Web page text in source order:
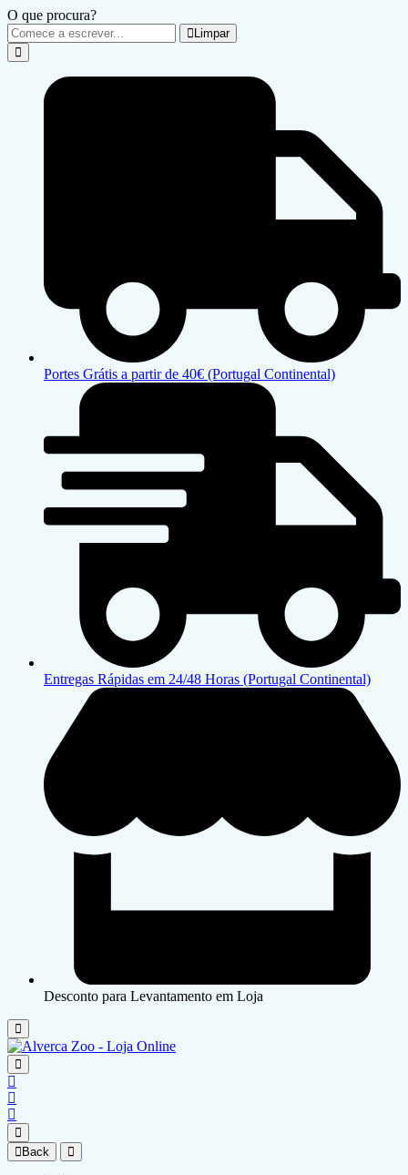
O que procura?
Limpar
Portes Grátis a partir de 40€ (Portugal Continental)
Entregas Rápidas em 24/48 Horas (Portugal Continental)
Desconto para Levantamento em Loja
Back